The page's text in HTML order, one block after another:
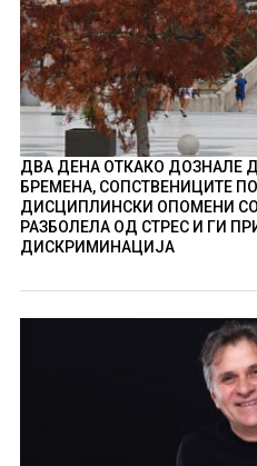
ДВА ДЕНА ОТКАКО ДОЗНАЛЕ
БРЕМЕНА, СОПСТВЕНИЦИТЕ
ДИСЦИПЛИНСКИ ОПОМЕНИ СО
РАЗБОЛЕЛА ОД СТРЕС И ГИ
ДИСКРИМИНАЦИЈА